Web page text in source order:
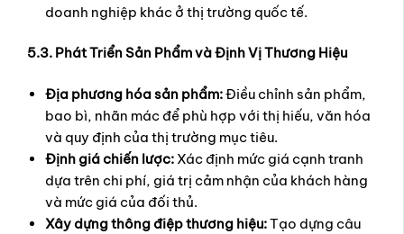
doanh nghiệp khác ở thị trường quốc tế.
5.3. Phát Triển Sản Phẩm và Định Vị Thương Hiệu
Địa phương hóa sản phẩm:Điều chỉnh sản phẩm,
bao bì, nhãn mác để phù hợp với thị hiếu, văn hóa
và quy định của thị trường mục tiêu.
Định giá chiến lược: Xác định mức giá cạnh tranh
dựa trên chi phí, giá trị cảm nhận của khách hàng
và mức giá của đối thủ.
Xây dựng thông điệp thương hiệu:Tạo dựng câu